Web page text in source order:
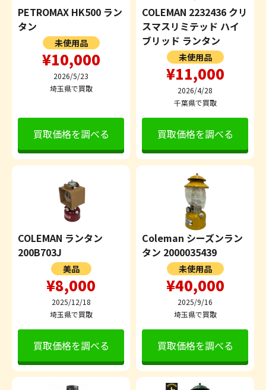
PETROMAX HK500 ラン
タン
未使用品
¥10,000
2026/5/23
埼玉県で買取
買取価格を調べる
COLEMAN 2232436 クリ
スマスリミテッド ハイ
ブリッド ランタン
未使用品
¥11,000
2026/4/28
千葉県で買取
買取価格を調べる
COLEMAN ランタン
200B703J
美品
¥8,000
2025/12/18
埼玉県で買取
買取価格を調べる
Coleman シーズンラン
タン 2000035439
未使用品
¥40,000
2025/9/16
埼玉県で買取
買取価格を調べる